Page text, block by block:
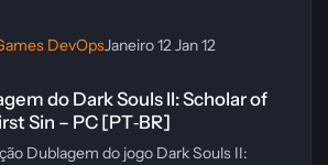
DevOpsJaneiro 12Jan 12
do Dark Souls II: Scholar of
Sin – PC [PT‑BR]
Dublagem do jogo Dark Souls II: